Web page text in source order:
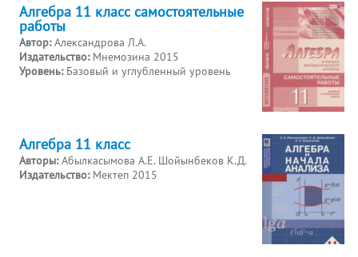
Алгебра 11 класс самостоятельные
работы
Автор:Александрова Л.А.
Издательство: Мнемозина 2015
Уровень: Базовый и углубленный уровень
Алгебра 11 класс
Авторы:Абылкасымова А.Е. Шойынбеков К.Д.
Издательство: Мектеп 2015